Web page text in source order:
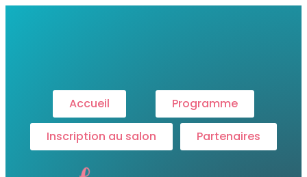
Accueil Programme
Inscription au salon Partenaires